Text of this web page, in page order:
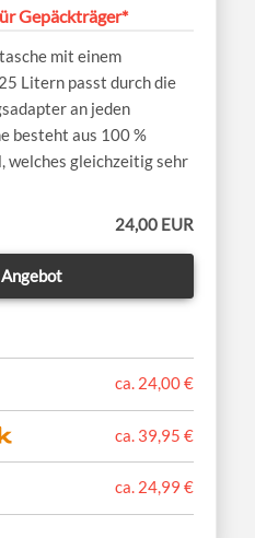
Gepäckträger*
mit einem
Litern passt durch die
an jeden
besteht aus 100 %
gleichzeitig sehr
24,00 EUR
Angebot
ca. 24,00 €
ca. 39,95 €
ca. 24,99 €